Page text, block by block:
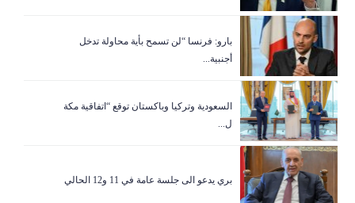
بارو: فرنسا “لن تسمح بأية محاولة تدخل
أجنبية...
السعودية وتركيا وباكستان توقع “اتفاقية مكة
ل...
بري يدعو الى جلسة عامة في 11 و12 الحالي